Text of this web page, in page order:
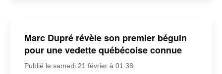
Marc Dupré révèle son premier béguin
pour une vedette québécoise connue
Publié le samedi 21 février à 01:38